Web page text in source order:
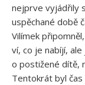
nejprve vyjádřily
uspěchané době
Vilímek
ví, co je nabíjí,
o postižené dítě,
Tentokrát byl čas